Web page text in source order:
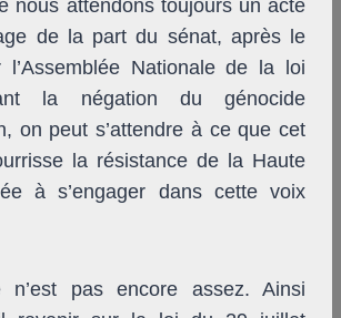
nous attendons toujours un acte
de la part du sénat, après le
l’Assemblée Nationale de la loi
la négation du génocide
on peut s’attendre à ce que cet
la résistance de la Haute
à s’engager dans cette voix
n’est pas encore assez. Ainsi